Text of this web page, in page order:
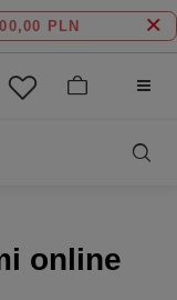
PLN
online